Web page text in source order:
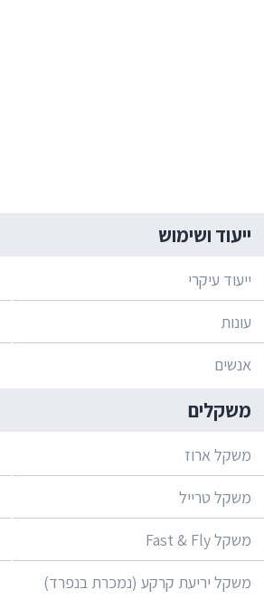
ייעוד ושימוש
ייעוד עיקרי
עונות
אנשים
משקלים
משקל ארוז
משקל טרייל
משקל Fast & Fly
משקל יריעת קרקע (נמכרת בנפרד)